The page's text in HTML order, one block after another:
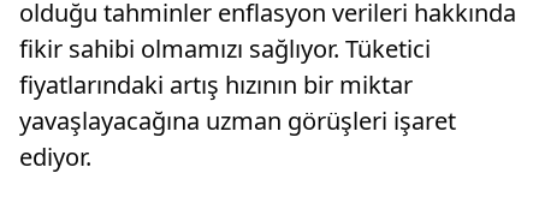
olduğu tahminler enflasyon verileri hakkında
fikir sahibi olmamızı sağlıyor. Tüketici
fiyatlarındaki artış hızının bir miktar
yavaşlayacağına uzman görüşleri işaret
ediyor.